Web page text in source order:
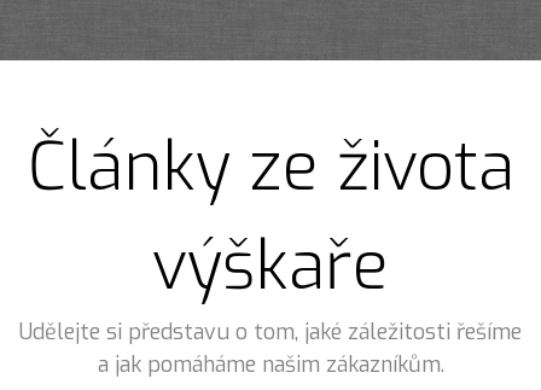
Články ze života
výškaře
Udělejte si představu o tom, jaké záležitosti řešíme
a jak pomáháme našim zákazníkům.